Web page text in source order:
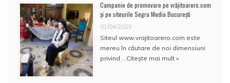
Campanie de promovare pe vrăjitoarero.com
și pe siteurile Segra Media București
01/04/2025
Siteul www.vrajitoarero.com este
mereu în căutare de noi dimensiuni
privind …Citește mai mult »